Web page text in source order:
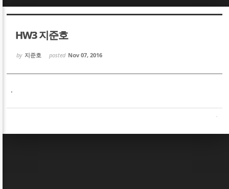
HW3 지준호
by 지준호 posted Nov 07, 2016
.
Sketchbook5, 스케치북5
Sketchbook5, 스케치북5
Sketchbook5, 스케치북5
Sketchbook5, 스케치북5